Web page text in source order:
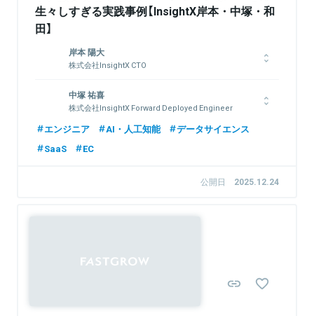
生々しすぎる実践事例【InsightX岸本・中塚・和
田】
岸本 陽大
株式会社InsightX CTO
チャットプラットフォームやCRMのフルスタックな開発に従
事。データサイエンスコンペのKaggleにてKaggle Masterの称
号を持つ。2022年、InsightXへ参画。
中塚 祐喜
株式会社InsightX Forward Deployed Engineer
東京大学情報系修士卒。世界最大の機械学習コンペKaggleで優
言語処理・ネットワーク解析技術を用い、大規模知財データを活
エンジニア AI・人工知能
データサイエンス
SaaS
EC
公開日 2025.12.24